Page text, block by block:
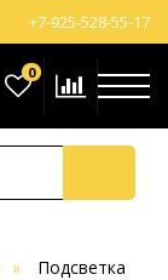
+7-925-528-55-17
0
Подсветка